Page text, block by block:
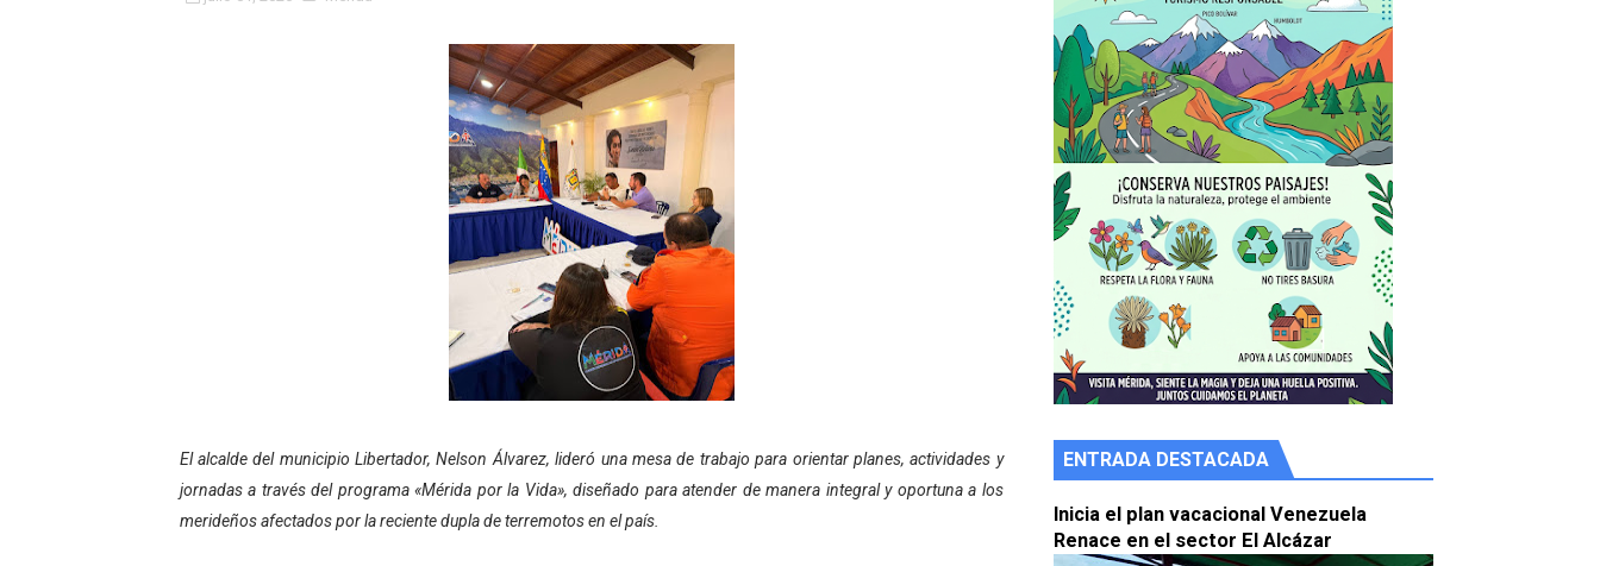
INN-Mérida celebró el Lacto grado para promover el inicio de una vida saludable
Impulsan plan estratégico de seguridad ciudadana 2027-2029 en los 23 municipios
Mérida impulsa desarrollo económico con taller de marcas y patentes
Fomficc consolida alianzas e impulsa la economía comunal en Mérida
Niños de Estudiantes de Mérida sembraron 110 árboles en su sede
Corposalud y Secretaría Social fortalecen la atención en los municipios
Inicia el plan vacacional Venezuela Renace en el sector El Alcázar
Entregan planta eléctrica para fortalecer la atención sanitaria en Ejido
Expertos inspeccionan espacios del OAN para la instalación del detector Cherenkov de agua
El alcalde del municipio Libertador, Nelson Álvarez, lideró una mesa de trabajo para orientar planes, actividades y
jornadas a través del programa «Mérida por la Vida», diseñado para atender de manera integral y oportuna a los
merideños afectados por la reciente dupla de terremotos en el país.
ENTRADA DESTACADA
Inicia el plan vacacional Venezuela
Renace en el sector El Alcázar